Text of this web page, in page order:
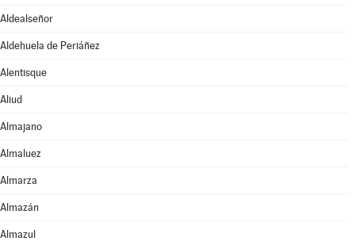
Aldealseñor
Aldehuela de Periáñez
Alentisque
Aliud
Almajano
Almaluez
Almarza
Almazán
Almazul